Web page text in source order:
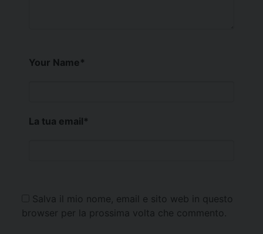
Your Name*
La tua email*
Salva il mio nome, email e sito web in questo
browser per la prossima volta che commento.